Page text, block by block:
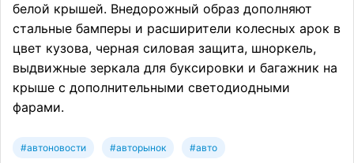
белой крышей. Внедорожный образ дополняют
стальные бамперы и расширители колесных арок в
цвет кузова, черная силовая защита, шноркель,
выдвижные зеркала для буксировки и багажник на
крыше с дополнительными светодиодными
фарами.
#автоновости #авторынок #авто